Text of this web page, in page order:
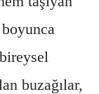
buzağılar,